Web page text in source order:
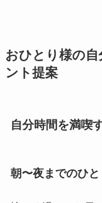
おひとり様の
ント提案
自分時間を満喫
朝〜夜までのひ